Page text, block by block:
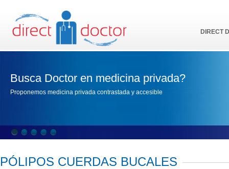
DIRECT
Busca Doctor en medicina privada?
Proponemos medicina privada contrastada y accesible
PÓLIPOS CUERDAS BUCALES